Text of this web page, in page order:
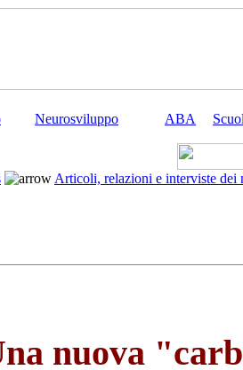
Neurosviluppo ABA
Articoli, relazioni e interviste dei
nuova